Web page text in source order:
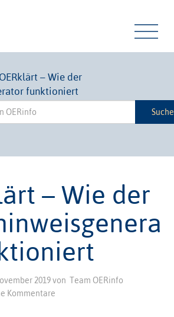
– Wie der
funktioniert
– Wie der
2019von Team OERinfo
Kommentare